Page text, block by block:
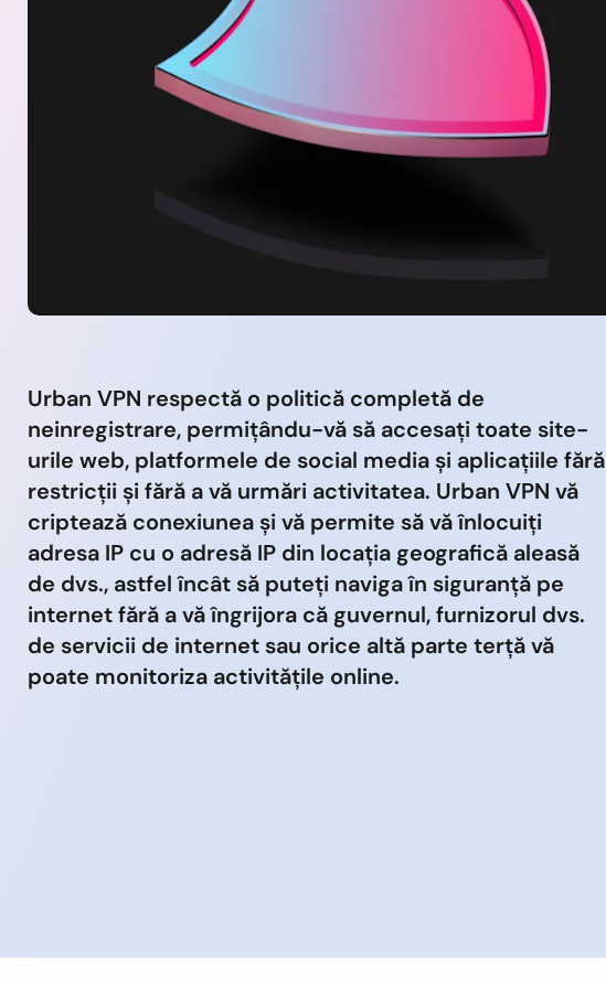
Urban VPN respectă o politică completă de
neinregistrare, permițându-vă să accesați toate site-
urile web, platformele de social media și aplicațiile fără
restricții și fără a vă urmări activitatea. Urban VPN vă
criptează conexiunea și vă permite să vă înlocuiți
adresa IP cu o adresă IP din locația geografică aleasă
de dvs., astfel încât să puteți naviga în siguranță pe
internet fără a vă îngrijora că guvernul, furnizorul dvs.
de servicii de internet sau orice altă parte terță vă
poate monitoriza activitățile online.